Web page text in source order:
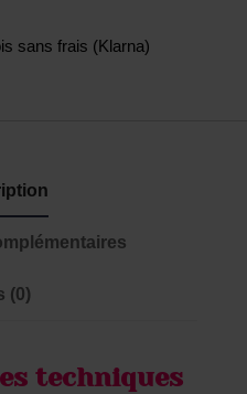
sans frais (Klarna)
(0)
techniques